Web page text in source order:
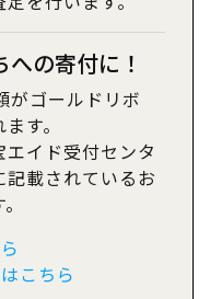
の寄付に！
がゴールドリボ
す。
イド受付センタ
載されているお
こちら